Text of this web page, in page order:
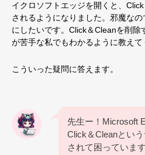
イクロソフトエッジを開くと、
されるようになりました。邪魔な
にしたいです。Click＆Cleanを削除
が苦手な私でもわかるように教えて
こういった疑問に答えます。
先生ー！Microsoft
Click＆Cleanとい
されて困っていま